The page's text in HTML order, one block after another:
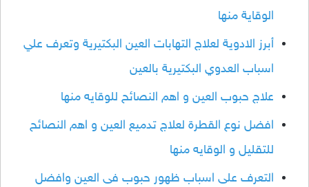
الوقاية منها
أبرز الادوية لعلاج التهابات العين البكتيرية وتعرف علي
اسباب العدوي البكتيرية بالعين
علاج حبوب العين و اهم النصائح للوقايه منها
افضل نوع القطرة لعلاج تدميع العين و اهم النصائح
للتقليل و الوقايه منها
التعرف على اسباب ظهور حبوب فى العين وافضل